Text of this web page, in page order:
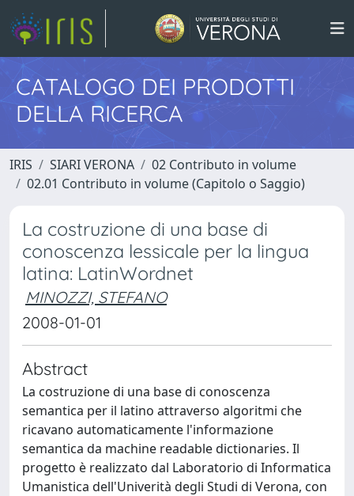
CATALOGO DEI PRODOTTI
DELLA RICERCA
IRIS SIARI VERONA
02 Contributo in volume
02.01 Contributo in volume (Capitolo o Saggio)
La costruzione di una base di
conoscenza lessicale per la lingua
latina: LatinWordnet
MINOZZI, STEFANO
2008-01-01
Abstract
La costruzione di una base di conoscenza
semantica per il latino attraverso algoritmi che
ricavano automaticamente l'informazione
semantica da machine readable dictionaries. Il
progetto è realizzato dal Laboratorio di Informatica
Umanistica dell'Univerità degli Studi di Verona, con